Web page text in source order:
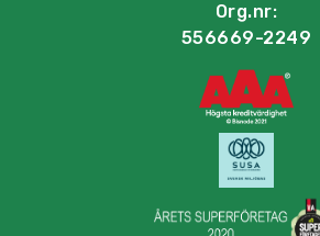
Org.nr:
556669-2249